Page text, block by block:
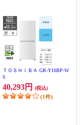
ＴＯＳＨＩＢＡ GR-Y16BP-W
S
40,293円 (税込)
(1件)
60円分ポイント還元
発送目安:10営業日